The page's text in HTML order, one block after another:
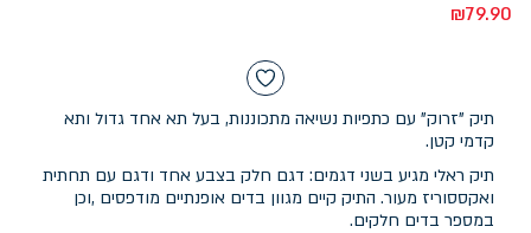
₪79.90
תיק "זרוק" עם כתפיות נשיאה מתכוננות, בעל תא אחד גדול ותא
קדמי קטן.
תיק ראלי מגיע בשני דגמים: דגם חלק בצבע אחד ודגם עם תחתית
ואקססוריז מעור. התיק קיים מגוון בדים אופנתיים מודפסים ,וכן
במספר בדים חלקים.